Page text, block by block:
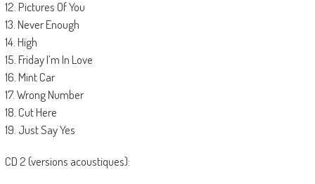
12. Pictures Of You
13. Never Enough
14. High
15. Friday I’m In Love
16. Mint Car
17. Wrong Number
18. Cut Here
19. Just Say Yes
CD 2 (versions acoustiques):